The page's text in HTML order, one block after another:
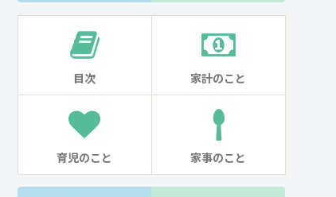
目次 家計のこと
育児のこと 家事のこと